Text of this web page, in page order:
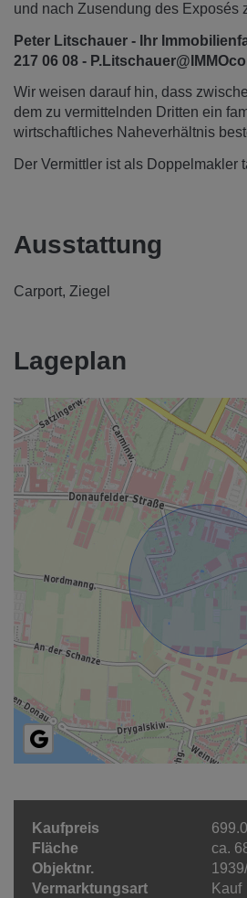
und nach Zusendung des Exposés
Peter Litschauer - Ihr
217 06 08 -
Wir weisen darauf hin, dass
dem zu vermittelnden Dritten ein
wirtschaftliches Naheverhältnis
Der Vermittler ist als Doppelmakler
Ausstattung
Carport Ziegel
Lageplan
Kaufpreis
Fläche
ca.
Objektnr.
Vermarktungsart
Kauf